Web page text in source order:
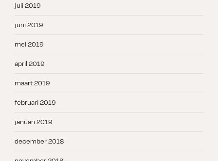
juli 2019
juni 2019
mei 2019
april 2019
maart 2019
februari 2019
januari 2019
december 2018